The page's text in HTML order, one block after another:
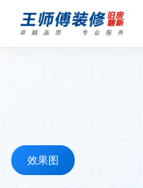
效果图